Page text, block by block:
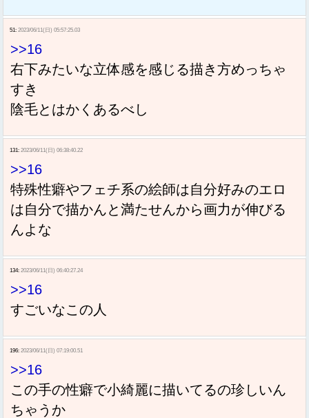
51: 2023/06/11(日) 05:57:25.03
>>16
右下みたいな立体感を感じる描き方めっちゃ
すき
陰毛とはかくあるべし
131: 2023/06/11(日) 06:38:40.22
>>16
特殊性癖やフェチ系の絵師は自分好みのエロ
は自分で描かんと満たせんから画力が伸びる
んよな
134: 2023/06/11(日) 06:40:27.24
>>16
すごいなこの人
196: 2023/06/11(日) 07:19:00.51
>>16
この手の性癖で小綺麗に描いてるの珍しいん
ちゃうか